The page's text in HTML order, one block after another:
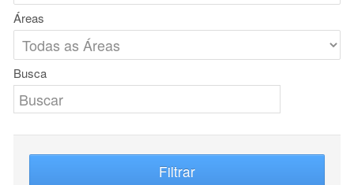
Áreas
Busca
Filtrar